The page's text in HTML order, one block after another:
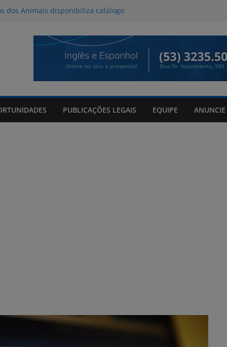
dos Animais disponibiliza catálogo
entre quinta e sexta-feira
Tributo a Raul Seixas no Praça
mateada e shows no Praça Shopping
06/08/2026
PUBLICAÇÕES LEGAIS EQUIPE ANUNCIE